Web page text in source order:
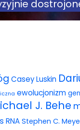
Casey Luskin
ewolucjonizm
J. Behe
RNA Stephen C.